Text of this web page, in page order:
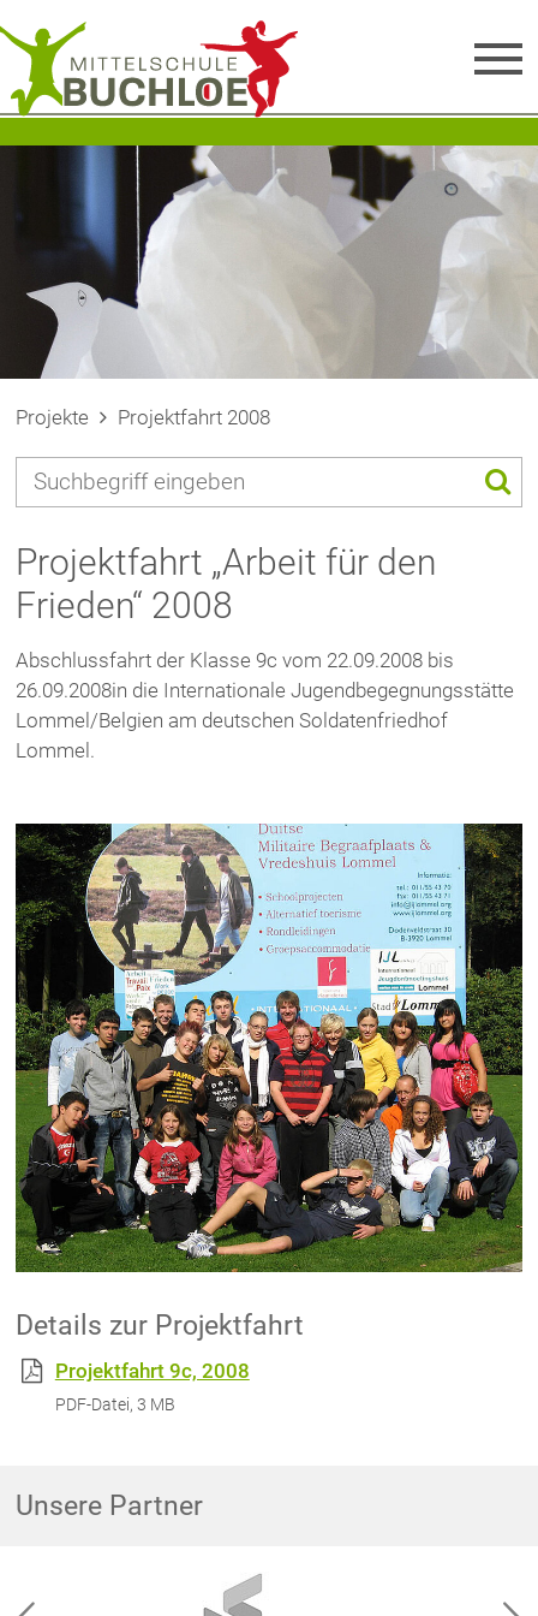
Projekte Projektfahrt 2008
Projektfahrt „Arbeit für den
Frieden“ 2008
Abschlussfahrt der Klasse 9c vom 22.09.2008 bis
26.09.2008in die Internationale Jugendbegegnungsstätte
Lommel/Belgien am deutschen Soldatenfriedhof
Lommel.
Details zur Projektfahrt
Projektfahrt 9c, 2008
PDF-Datei, 3 MB
Unsere Partner